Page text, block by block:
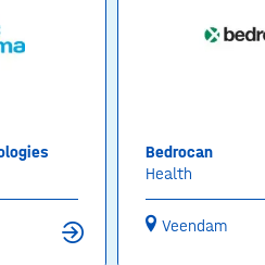
Bedrocan
Health
Veendam